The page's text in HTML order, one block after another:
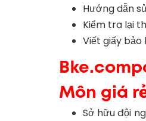
Hướng dẫn
Kiểm tra lại
Viết giấy
Môn giá
Sở hữu đội